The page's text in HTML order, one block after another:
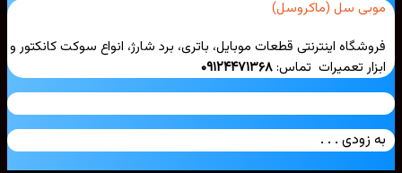
سل (ماکروسل)
اینترنتی قطعات موبایل، باتری، برد شارژ، انواع سوکت کانکتور و
تعمیرات تماس:۰۹۱۲۴۴۷۱۳۶۸
زودی . . .